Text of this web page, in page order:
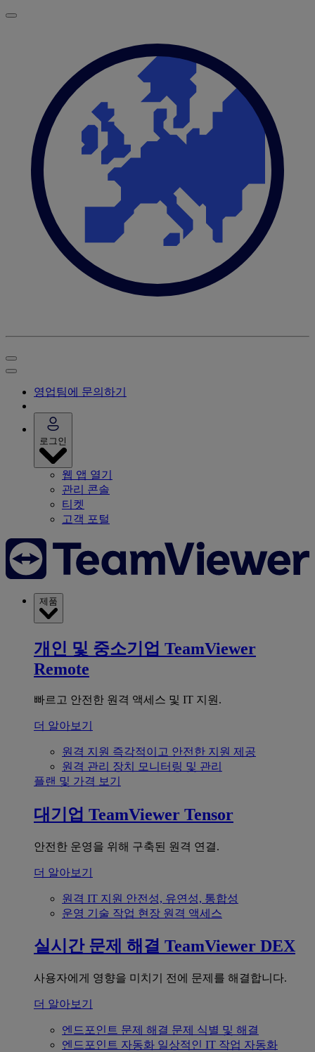
영업팀에 문의하기
로그인
웹 앱 열기
관리 콘솔
티켓
고객 포털
제품
개인 및 중소기업 TeamViewer
Remote
빠르고 안전한 원격 액세스 및 IT 지원.
더 알아보기
원격 지원 즉각적이고 안전한 지원 제공
원격 관리 장치 모니터링 및 관리
플랜 및 가격 보기
대기업 TeamViewer Tensor
안전한 운영을 위해 구축된 원격 연결.
더 알아보기
원격 IT 지원 안전성, 유연성, 통합성
운영 기술 작업 현장 원격 액세스
실시간 문제 해결 TeamViewer DEX
사용자에게 영향을 미치기 전에 문제를 해결합니다.
더 알아보기
엔드포인트 문제 해결 문제 식별 및 해결
엔드포인트 자동화 일상적인 IT 작업 자동화